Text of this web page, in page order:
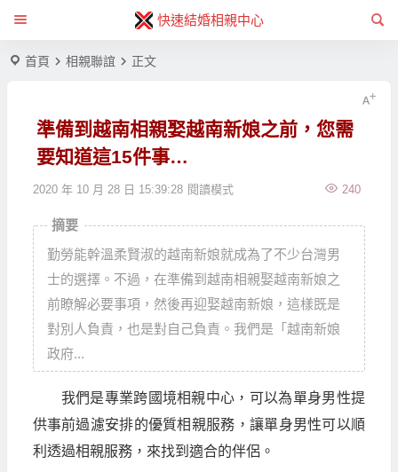
快速結婚相親中心
首頁 相親聯誼 正文
準備到越南相親娶越南新娘之前，您需
要知道這15件事…
2020 年 10 月 28 日 15:39:28 240
閱讀模式
摘要
勤勞能幹溫柔賢淑的越南新娘就成為了不少台灣男
士的選擇。不過，在準備到越南相親娶越南新娘之
前瞭解必要事項，然後再迎娶越南新娘，這樣既是
對別人負責，也是對自己負責。我們是「越南新娘
政府...
我們是專業跨國境相親中心，可以為單身男性提
供事前過濾安排的優質相親服務，讓單身男性可以順
利透過相親服務，來找到適合的伴侶。